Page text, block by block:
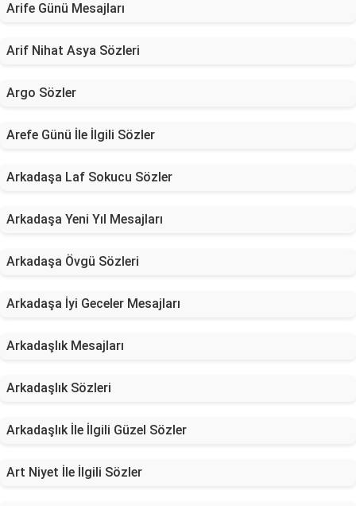
Arife Günü Mesajları
Arif Nihat Asya Sözleri
Argo Sözler
Arefe Günü İle İlgili Sözler
Arkadaşa Laf Sokucu Sözler
Arkadaşa Yeni Yıl Mesajları
Arkadaşa Övgü Sözleri
Arkadaşa İyi Geceler Mesajları
Arkadaşlık Mesajları
Arkadaşlık Sözleri
Arkadaşlık İle İlgili Güzel Sözler
Art Niyet İle İlgili Sözler